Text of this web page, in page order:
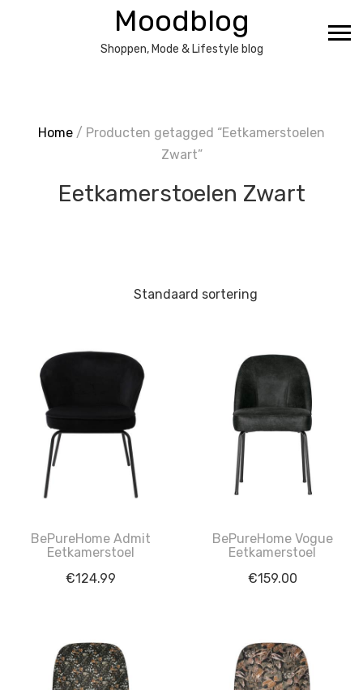
Moodblog
Shoppen, Mode & Lifestyle blog
Home / Producten getagged “Eetkamerstoelen
Zwart”
Eetkamerstoelen Zwart
BePureHome Admit
Eetkamerstoel
€124.99
BePureHome Vogue
Eetkamerstoel
€159.00